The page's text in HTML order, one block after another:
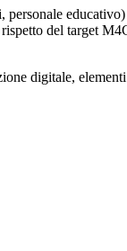
del target
digitale,